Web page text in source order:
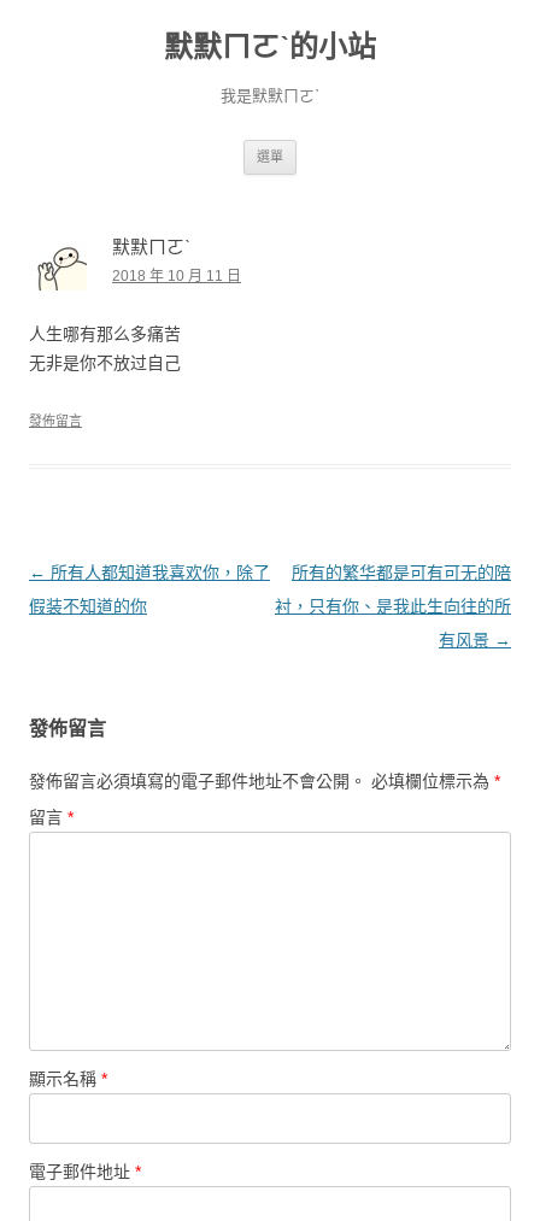
默默ㄇㄛˋ的小站
我是默默ㄇㄛˋ
選單
默默ㄇㄛˋ
2018 年 10 月 11 日
人生哪有那么多痛苦
无非是你不放过自己
發佈留言
文章導覽
← 所有人都知道我喜欢你，除了
假装不知道的你
所有的繁华都是可有可无的陪
衬，只有你、是我此生向往的所
有风景 →
發佈留言
發佈留言必須填寫的電子郵件地址不會公開。 必填欄位標示為 *
留言 *
顯示名稱 *
電子郵件地址 *